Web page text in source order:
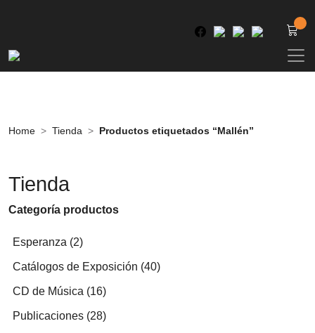
Home Tienda Productos etiquetados “Mallén”
Tienda
Categoría productos
Esperanza 22
Catálogos de Exposición 4040
CD de Música 1616
Publicaciones 2828